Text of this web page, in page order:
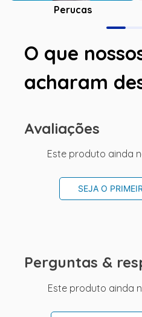
Perucas
O que
acharam
Avaliações
Este produto ainda
SEJA O
Perguntas &
Este produto ainda